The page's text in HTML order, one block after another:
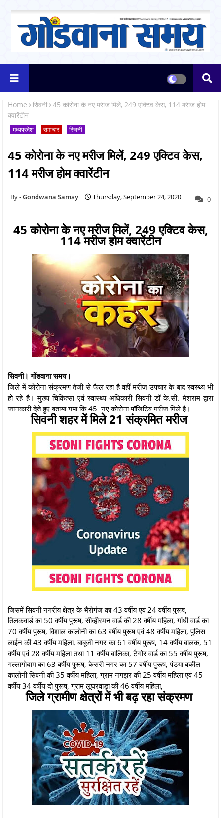
Home सिवनी 45 कोरोना के नए मरीज मिलें, 249 एक्टिव केस, 114 मरीज होम
क्वारेंटीन
मध्यप्रदेश समाचार सिवनी
45 कोरोना के नए मरीज मिलें, 249 एक्टिव केस,
114 मरीज होम क्वारेंटीन
Gondwana Samay Thursday, September 24, 2020 0
45 कोरोना के नए मरीज मिलें, 249 एक्टिव केस,
114 मरीज होम क्वारेंटीन
सिवनी। गोंडवाना समय।
जिले में कोरोना संक्रमण तेजी से फैल रहा है वहीं मरीज उपचार के बाद स्वस्थ्य भी
हो रहे है। मुख्य चिकित्सा एवं स्वास्थ्य अधिकारी सिवनी डॉ के.सी. मेशराम द्वारा
जानकारी देते हुए बताया गया कि 45 नए कोरोना पॉजिटिव मरीज मिले है।
सिवनी शहर में मिले 21 संक्रमित मरीज
जिसमें सिवनी नगरीय क्षेत्र के भैरोगंज का 43 वर्षीय एवं 24 वर्षीय पुरूष,
तिलकवार्ड का 50 वर्षीय पुरूष, सीव्हीरमन वार्ड की 28 वर्षीय महिला, गांधी वार्ड का
70 वर्षीय पुरूष, विशाल कालोनी का 63 वर्षीय पुरूष एवं 48 वर्षीय महिला, पुलिस
लाईन की 43 वर्षीय महिला, बाबूजी नगर का 61 वर्षीय पुरूष, 14 वर्षीय बालक, 51
वर्षीय एवं 28 वर्षीय महिला तथा 11 वर्षीय बालिका, टैगोर वार्ड का 55 वर्षीय पुरूष,
गल्लागोदाम का 63 वर्षीय पुरूष, केसरी नगर का 57 वर्षीय पुरूष, पंडया वकील
कालोनी सिवनी की 35 वर्षीय महिला, ग्राम नगझर की 25 वर्षीय महिला एवं 45
वर्षीय 34 वर्षीय दो पुरूष, ग्राम लूघरवाड़ा की 46 वर्षीय महिला,
जिले ग्रामीण क्षेत्रों में भी बढ़ रहा संक्रमण